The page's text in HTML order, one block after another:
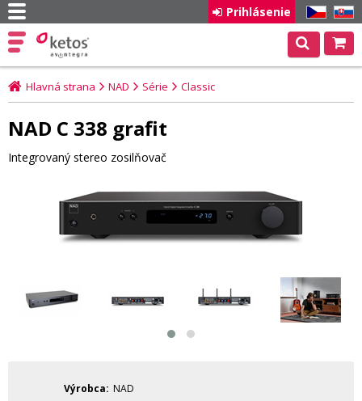
CZ SK
Prihlásenie
Hlavná strana NAD Série Classic
NAD C 338 grafit
Integrovaný stereo zosilňovač
Výrobca
NAD